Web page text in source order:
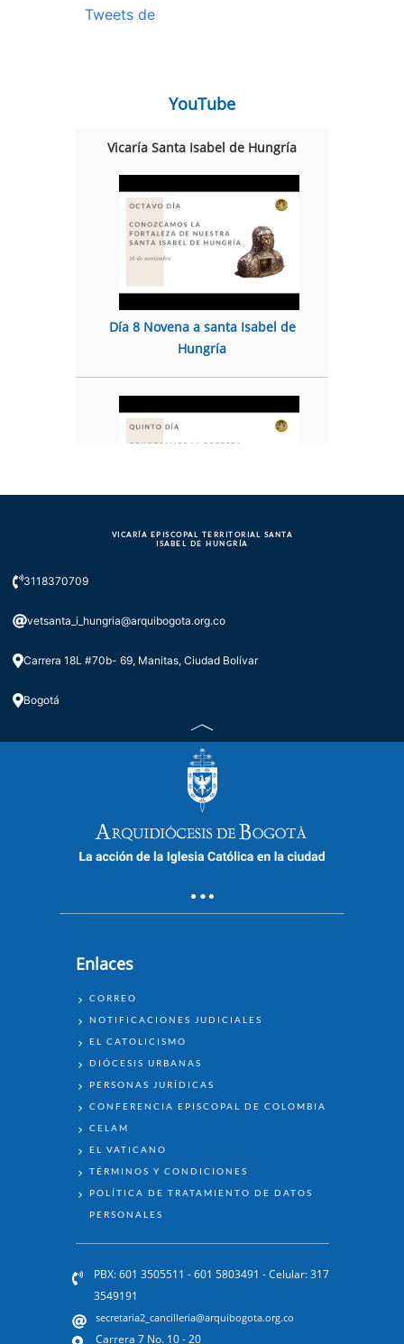
Tweets de
YouTube
Vicaría Santa Isabel de Hungría
Día 8 Novena a santa Isabel de
Hungría
Día 5 Novena a santa Isabel de
Día 4 Novena a santa Isabel de
Hungría #Novena #CiudadBolívar
#Bogotá
VICARÍA EPISCOPAL TERRITORIAL SANTA
ISABEL DE HUNGRÍA
3118370709
vetsanta_i_hungria@arquibogota.org.co
Carrera 18L #70b- 69, Manitas, Ciudad Bolívar
Bogotá
Enlaces
ENLACES
CORREO
NOTIFICACIONES JUDICIALES
EL CATOLICISMO
DIÓCESIS URBANAS
PERSONAS JURÍDICAS
CONFERENCIA EPISCOPAL DE COLOMBIA
CELAM
EL VATICANO
TÉRMINOS Y CONDICIONES
POLÍTICA DE TRATAMIENTO DE DATOS
PERSONALES
PBX: 601 3505511 - 601 5803491 - Celular: 317
3549191
secretaria2_cancilleria@arquibogota.org.co
Carrera 7 No. 10 - 20